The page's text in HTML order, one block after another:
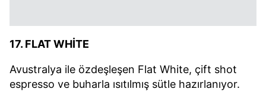
17. FLAT WHİTE
Avustralya ile özdeşleşen Flat White, çift shot
espresso ve buharla ısıtılmış sütle hazırlanıyor.